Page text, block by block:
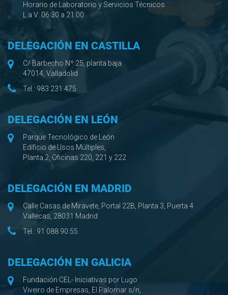
Horario de Laboratorio y Servicios Técnicos
L a V: 06:30 a 21:00
DELEGACIÓN EN CASTILLA
C/ Barbecho Nº 25, planta baja
47014, Valladolid
Tel.: 983 231 475
DELEGACIÓN EN LEÓN
Parque Tecnológico de León
Edificio de Usos Múltiples,
Planta 2, Oficinas 220, 221 y 222
DELEGACIÓN EN MADRID
Calle Casas de Miravete, Portal 22B, Planta 3, Puerta 4
Vallecas, 28031 Madrid
Tel.: 91 088 90 55
DELEGACIÓN EN GALICIA
Fundación CEL- Iniciativas por Lugo
Viveiro de Empresas, El Palomar s/n,